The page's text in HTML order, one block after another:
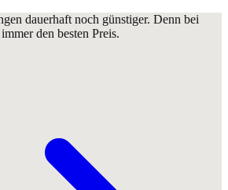
dauerhaft noch günstiger. Denn bei
den besten Preis.